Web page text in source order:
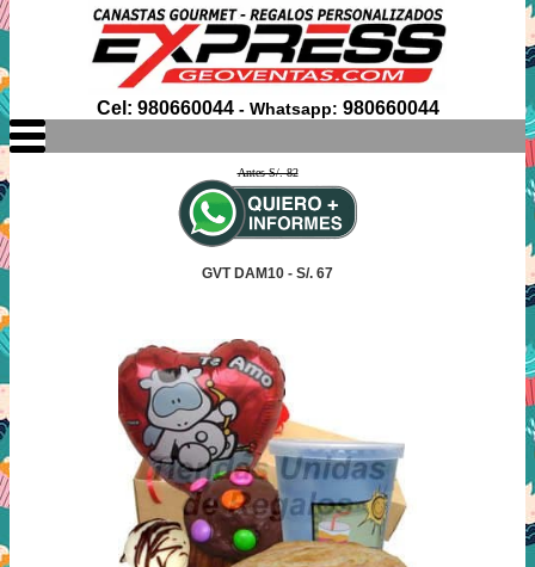
Cel: 980660044- Whatsapp: 980660044
Antes S/. 82
GVT DAM10 - S/. 67